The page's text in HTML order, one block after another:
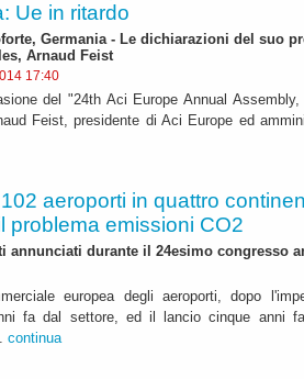
Ue in ritardo
Germania - Le dichiarazioni del suo
Arnaud Feist
17:40
del "24th Aci Europe Annual
Feist, presidente di Aci Europe ed
aeroporti in quattro
problema emissioni CO2
annunciati durante il 24esimo congresso
europea degli aeroporti, dopo
fa dal settore, ed il lancio cinque anni
continua